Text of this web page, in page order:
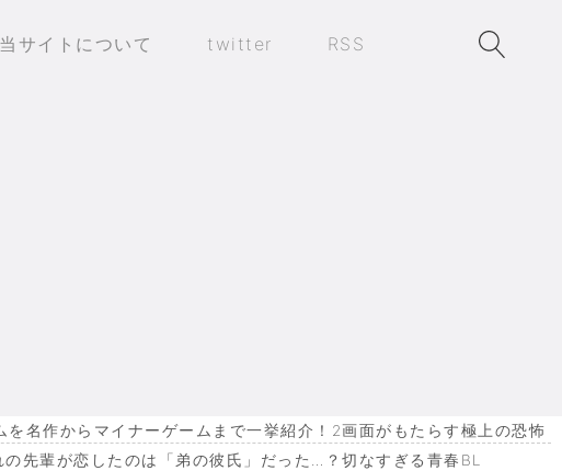
当サイトについて twitter RSS
を名作からマイナーゲームまで一挙紹介！2画面がもたらす極上の恐怖
の先輩が恋したのは「弟の彼氏」だった…？切なすぎる青春BL